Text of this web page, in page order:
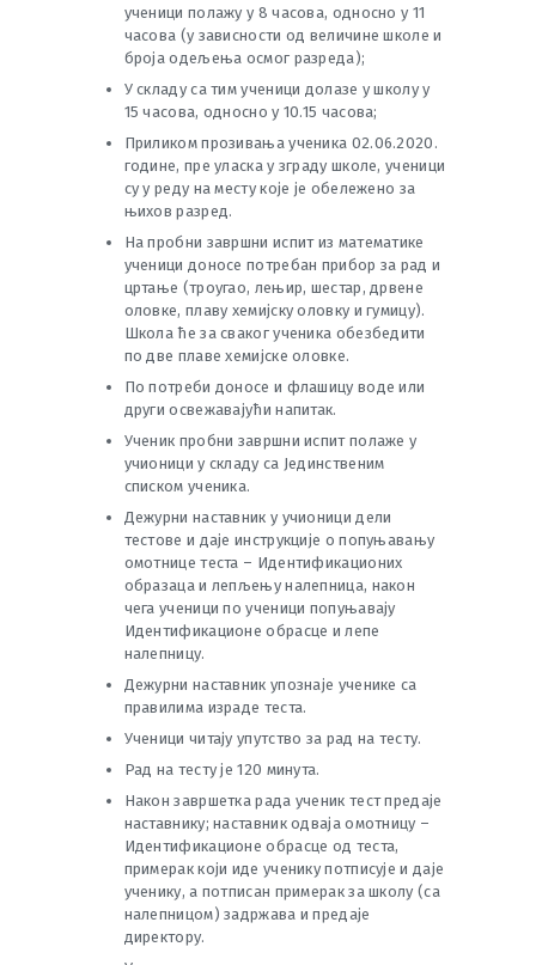
ученици полажу у 8 часова, односно у 11
часова (у зависности од величине школе и
броја одељења осмог разреда);
У складу са тим ученици долазе у школу у
15 часова, односно у 10.15 часова;
Приликом прозивања ученика 02.06.2020.
године, пре уласка у зграду школе, ученици
су у реду на месту које је обележено за
њихов разред.
На пробни завршни испит из математике
ученици доносе потребан прибор за рад и
цртање (троугао, лењир, шестар, дрвене
оловке, плаву хемијску оловку и гумицу).
Школа ће за сваког ученика обезбедити
по две плаве хемијске оловке.
По потреби доносе и флашицу воде или
други освежавајући напитак.
Ученик пробни завршни испит полаже у
учионици у складу са Јединственим
списком ученика.
Дежурни наставник у учионици дели
тестове и даје инструкције о попуњавању
омотнице теста – Идентификационих
образаца и лепљењу налепница, након
чега ученици по ученици попуњавају
Идентификационе обрасце и лепе
налепницу.
Дежурни наставник упознаје ученике са
правилима израде теста.
Ученици читају упутство за рад на тесту.
Рад на тесту је 120 минута.
Након завршетка рада ученик тест предаје
наставнику; наставник одваја омотницу –
Идентификационе обрасце од теста,
примерак који иде ученику потписује и даје
ученику, а потписан примерак за школу (са
налепницом) задржава и предаје
директору.